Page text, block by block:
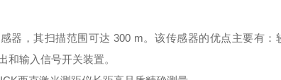
器，其扫描范围可达 300 m。该传感器的优点主要有：
和输入信号开关装置。